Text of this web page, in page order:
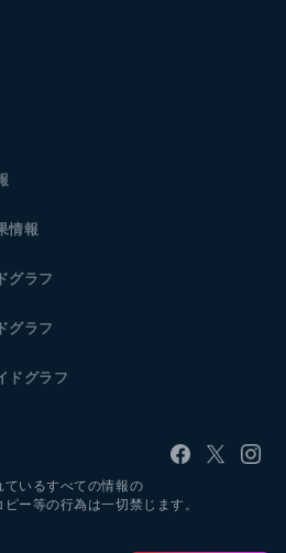
情報
グラフ
グラフ
ドグラフ
いるすべての情報の
ー等の行為は一切禁じます。